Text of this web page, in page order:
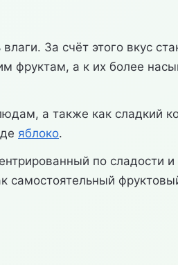
За счёт этого вкус
фруктам, а к их более
а также как сладкий
яблоко.
по сладости